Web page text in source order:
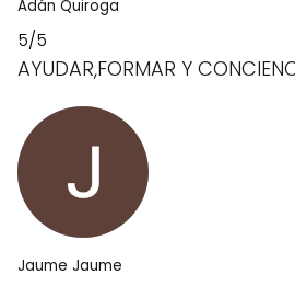
Adán Quiroga
5/5
AYUDAR,FORMAR Y
Jaume Jaume